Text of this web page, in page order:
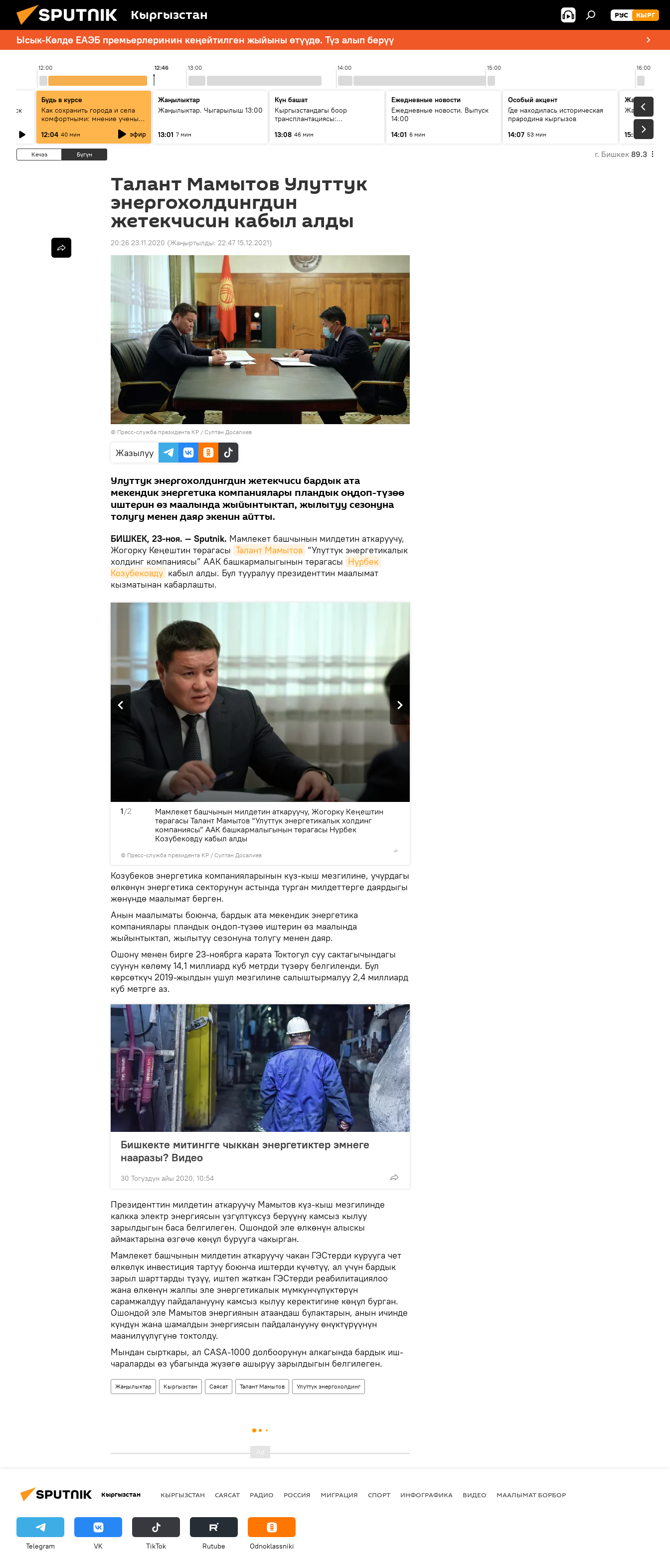
Кыргызстан РУС КЫРГ
Ысык-Көлдө ЕАЭБ премьерлеринин кеңейтилген жыйыны өтүүдө. Түз алып берүү
12:00 13:00 14:00 15:00 16:00
12:46
Будь в курсе
Как сохранить города и села
комфортными: мнение ученых
12:04 40 мин эфир
Жаңылыктар
Жаңылыктар. Чыгарылыш 13:00
13:01 7 мин
Күн башат
Кыргызстандагы боор
трансплантациясы:
келечеги
13:08 46 мин
Ежедневные новости
Ежедневные новости. Выпуск
14:00
14:01 6 мин
Особый акцент
Где находилась историческая
прародина кыргызов
14:07 53 мин
Жаңылыктар
15:01 3 мин
Кечээ Бүгүн г. Бишкек 89.3
Талант Мамытов Улуттук
энергохолдингдин
жетекчисин кабыл алды
20:26 23.11.2020 (Жаңыртылды: 22:47 15.12.2021)
© Пресс-служба президента КР / Султан Досалиев
Жазылуу
Улуттук энергохолдингдин жетекчиси бардык ата
мекендик энергетика компаниялары пландык оңдоп-түзөө
иштерин өз маалында жыйынтыктап, жылытуу сезонуна
толугу менен даяр экенин айтты.
БИШКЕК, 23-ноя. — Sputnik. Мамлекет башчынын милдетин аткаруучу,
Жогорку Кеңештин төрагасы Талант Мамытов “Улуттук энергетикалык
холдинг компаниясы” ААК башкармалыгынын төрагасы Нурбек
Козубековду кабыл алды. Бул тууралуу президенттин маалымат
кызматынан кабарлашты.
1/2
© Пресс-служба президента КР / Султан Досалиев
Мамлекет башчынын милдетин аткаруучу, Жогорку Кеңештин
төрагасы Талант Мамытов “Улуттук энергетикалык холдинг
компаниясы” ААК башкармалыгынын төрагасы Нурбек
Козубековду кабыл алды
Козубеков энергетика компанияларынын күз-кыш мезгилине, учурдагы
өлкөнүн энергетика секторунун астында турган милдеттерге даярдыгы
жөнүндө маалымат берген.
Анын маалыматы боюнча, бардык ата мекендик энергетика
компаниялары пландык оңдоп-түзөө иштерин өз маалында
жыйынтыктап, жылытуу сезонуна толугу менен даяр.
Ошону менен бирге 23-ноябрга карата Токтогул суу сактагычындагы
суунун көлөмү 14,1 миллиард куб метрди түзөрү белгиленди. Бул
көрсөткүч 2019-жылдын ушул мезгилине салыштырмалуу 2,4 миллиард
куб метрге аз.
Бишкекте митингге чыккан энергетиктер эмнеге
нааразы? Видео
30 Тогуздун айы 2020, 10:54
Президенттин милдетин аткаруучу Мамытов күз-кыш мезгилинде
калкка электр энергиясын үзгүлтүксүз берүүнү камсыз кылуу
зарылдыгын баса белгилеген. Ошондой эле өлкөнүн алыскы
аймактарына өзгөчө көңүл бурууга чакырган.
Мамлекет башчынын милдетин аткаруучу чакан ГЭСтерди курууга чет
өлкөлүк инвестиция тартуу боюнча иштерди күчөтүү, ал үчүн бардык
зарыл шарттарды түзүү, иштеп жаткан ГЭСтерди реабилитациялоо
жана өлкөнүн жалпы эле энергетикалык мүмкүнчүлүктөрүн
сарамжалдуу пайдаланууну камсыз кылуу керектигине көңүл бурган.
Ошондой эле Мамытов энергиянын атаандаш булактарын, анын ичинде
күндүн жана шамалдын энергиясын пайдаланууну өнүктүрүүнүн
маанилүүлүгүнө токтолду.
Мындан сырткары, ал CASA-1000 долбоорунун алкагында бардык иш-
чараларды өз убагында жүзөгө ашыруу зарылдыгын белгилеген.
Жаңылыктар Кыргызстан Саясат Талант Мамытов Улуттук энергохолдинг
Кыргызстан КЫРГЫЗСТАН САЯСАТ РАДИО РОССИЯ МИГРАЦИЯ СПОРТ ИНФОГРАФИКА ВИДЕО МААЛЫМАТ БОРБОР
Telegram VK ТikТоk Rutube Odnoklassniki